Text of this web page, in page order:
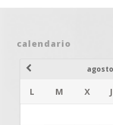
calendario
L M X J